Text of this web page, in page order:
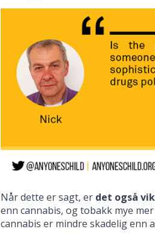
Når dette er sagt, er det også
enn cannabis, og tobakk mye
cannabis er mindre skadelig enn